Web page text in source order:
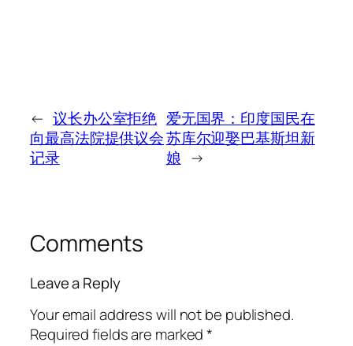
← 议长办公室拒绝
向最高法院提供议会
记录
爱无国界：印度国民在
苏库尔迎娶巴基斯坦新
娘 →
Comments
Leave a Reply
Your email address will not be published.
Required fields are marked*